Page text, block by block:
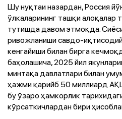
Шу нуқтаи назардан, Россия
ўлкаларининг ташқи алоқалар
тутишда давом этмоқда.
ривожланиши савдо-
кенгайиши билан бирга
баҳолашича, 2025 йил
минтақа давлатлари билан
ҳажми қарийб 50 миллиард
бу ўзаро ҳамкорлик
кўрсаткичлардан бири